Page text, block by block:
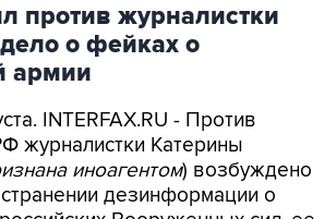
против журналистки
о фейках о
армии
INTERFAX.RU - Против
журналистки Катерины
иноагентом) возбуждено
дезинформации о